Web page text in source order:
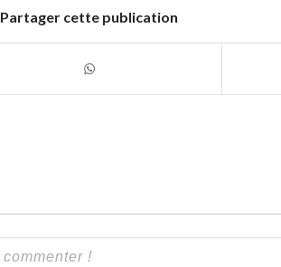
Partager cette publication